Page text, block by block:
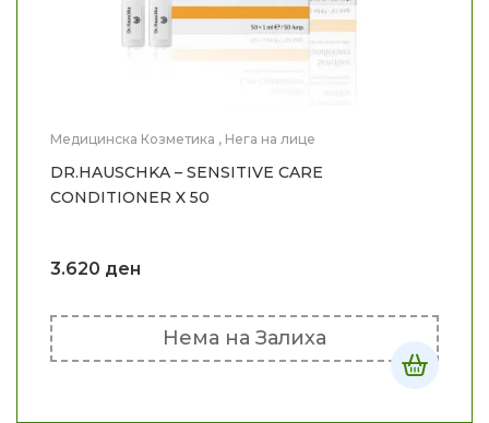
Медицинска Козметика , Нега на лице
DR.HAUSCHKA – SENSITIVE CARE
CONDITIONER X 50
3.620 ден
Нема на Залиха